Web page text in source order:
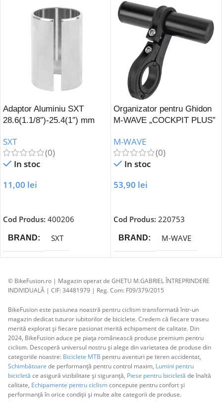
Adaptor Aluminiu SXT
28.6(1.1/8″)-25.4(1″) mm
SXT
(0)
In stoc
11,00 lei
Cod Produs: 400206
BRAND SXT
Organizator pentru Ghidon
M-WAVE „COCKPIT PLUS”
M-WAVE
(0)
In stoc
53,90 lei
Cod Produs: 220753
BRAND M-WAVE
© BikeFusion.ro | Magazin operat de GHETU M.GABRIEL ÎNTREPRINDERE
INDIVIDUALĂ | CIF: 34481979 | Reg. Com: F09/379/2015
BikeFusion este pasiunea noastră pentru ciclism transformată într-un
magazin dedicat tuturor iubitorilor de biciclete. Credem că fiecare traseu
merită explorat și fiecare pasionat merită echipament de calitate. Din
2024, BikeFusion aduce pe piața românească produse premium pentru
ciclism. Descoperă universul nostru și alege din varietatea de produse din
categoriile noastre: Biciclete MTB pentru aventuri pe teren accidentat,
Schimbătoare de performanță pentru control maxim, Lumini pentru
bicicletă ce asigură vizibilitate și siguranță, Piese pentru bicicletă de înaltă
calitate, Echipamente pentru ciclismconcepute pentru confort și
performanță în orice condiții și multe alte categorii de produse.